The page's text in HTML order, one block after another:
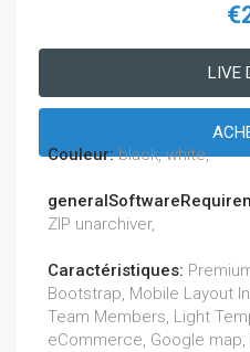
LIVE
Couleur:black, white,
ZIP unarchiver,
Caractéristiques:
Bootstrap, Mobile Layout
Team Members, Light
eCommerce, Google